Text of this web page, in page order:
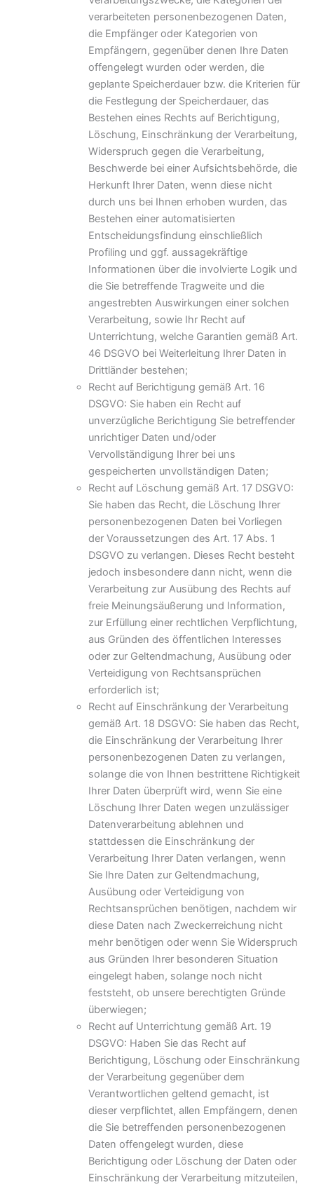
verarbeiteten personenbezogenen Daten,
die Empfänger oder Kategorien von
Empfängern, gegenüber denen Ihre Daten
offengelegt wurden oder werden, die
geplante Speicherdauer bzw. die Kriterien für
die Festlegung der Speicherdauer, das
Bestehen eines Rechts auf Berichtigung,
Löschung, Einschränkung der Verarbeitung,
Widerspruch gegen die Verarbeitung,
Beschwerde bei einer Aufsichtsbehörde, die
Herkunft Ihrer Daten, wenn diese nicht
durch uns bei Ihnen erhoben wurden, das
Bestehen einer automatisierten
Entscheidungsfindung einschließlich
Profiling und ggf. aussagekräftige
Informationen über die involvierte Logik und
die Sie betreffende Tragweite und die
angestrebten Auswirkungen einer solchen
Verarbeitung, sowie Ihr Recht auf
Unterrichtung, welche Garantien gemäß Art.
46 DSGVO bei Weiterleitung Ihrer Daten in
Drittländer bestehen;
Recht auf Berichtigung gemäß Art. 16
DSGVO: Sie haben ein Recht auf
unverzügliche Berichtigung Sie betreffender
unrichtiger Daten und/oder
Vervollständigung Ihrer bei uns
gespeicherten unvollständigen Daten;
Recht auf Löschung gemäß Art. 17 DSGVO:
Sie haben das Recht, die Löschung Ihrer
personenbezogenen Daten bei Vorliegen
der Voraussetzungen des Art. 17 Abs. 1
DSGVO zu verlangen. Dieses Recht besteht
jedoch insbesondere dann nicht, wenn die
Verarbeitung zur Ausübung des Rechts auf
freie Meinungsäußerung und Information,
zur Erfüllung einer rechtlichen Verpflichtung,
aus Gründen des öffentlichen Interesses
oder zur Geltendmachung, Ausübung oder
Verteidigung von Rechtsansprüchen
erforderlich ist;
Recht auf Einschränkung der Verarbeitung
gemäß Art. 18 DSGVO: Sie haben das Recht,
die Einschränkung der Verarbeitung Ihrer
personenbezogenen Daten zu verlangen,
solange die von Ihnen bestrittene Richtigkeit
Ihrer Daten überprüft wird, wenn Sie eine
Löschung Ihrer Daten wegen unzulässiger
Datenverarbeitung ablehnen und
stattdessen die Einschränkung der
Verarbeitung Ihrer Daten verlangen, wenn
Sie Ihre Daten zur Geltendmachung,
Ausübung oder Verteidigung von
Rechtsansprüchen benötigen, nachdem wir
diese Daten nach Zweckerreichung nicht
mehr benötigen oder wenn Sie Widerspruch
aus Gründen Ihrer besonderen Situation
eingelegt haben, solange noch nicht
feststeht, ob unsere berechtigten Gründe
überwiegen;
Recht auf Unterrichtung gemäß Art. 19
DSGVO: Haben Sie das Recht auf
Berichtigung, Löschung oder Einschränkung
der Verarbeitung gegenüber dem
Verantwortlichen geltend gemacht, ist
dieser verpflichtet, allen Empfängern, denen
die Sie betreffenden personenbezogenen
Daten offengelegt wurden, diese
Berichtigung oder Löschung der Daten oder
Einschränkung der Verarbeitung mitzuteilen,